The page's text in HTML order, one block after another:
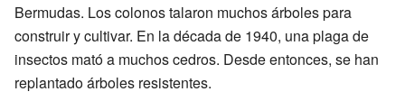
Bermudas. Los colonos talaron muchos árboles para
construir y cultivar. En la década de 1940, una plaga de
insectos mató a muchos cedros. Desde entonces, se han
replantado árboles resistentes.